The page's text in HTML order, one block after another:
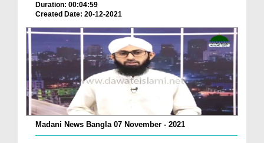
Duration: 00:04:59
Created Date: 20-12-2021
Madani News Bangla 07 November - 2021